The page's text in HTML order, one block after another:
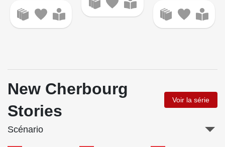
New Cherbourg
Stories
Voir la série
Scénario